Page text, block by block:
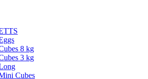
8 kg
3 kg
Cubes